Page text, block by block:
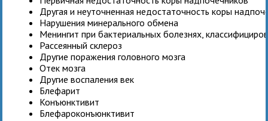
Другая и неуточненная недостаточность коры
Нарушения минерального обмена
Менингит при бактериальных болезнях,
Рассеянный склероз
Другие поражения головного мозга
Отек мозга
Другие воспаления век
Блефарит
Конъюнктивит
Блефароконъюнктивит